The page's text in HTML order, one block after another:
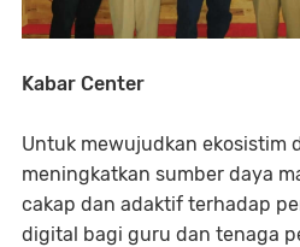
Kabar Center
Untuk mewujudkan ekosistim
meningkatkan sumber daya
cakap dan adaktif terhadap
digital bagi guru dan tenaga